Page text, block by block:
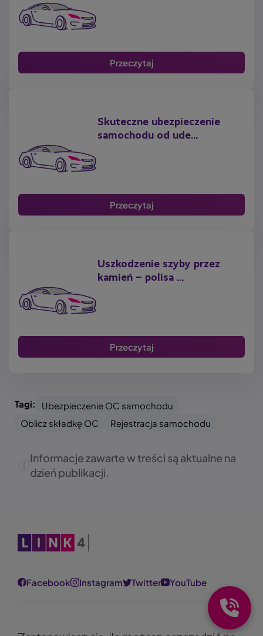
Przeczytaj
Skuteczne ubezpieczenie
samochodu od ude...
Przeczytaj
Uszkodzenie szyby przez
kamień – polisa ...
Przeczytaj
Tagi:
Ubezpieczenie OC samochodu
Oblicz składkę OC
Rejestracja samochodu
Informacje zawarte w treści są aktualne na
dzień publikacji.
Obraz
Facebook Instagram Twitter YouTube